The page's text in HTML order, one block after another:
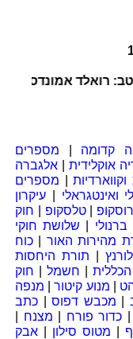
אמונדסן
קדומה
מספרים
אוקלידית
אלגברה
| מספרים
ואינטגראלי
עיקרון
|טלסקופ
חוק
ברנולי
שלושת חוקי
מהירות האור
כוח
| תורת היחסות
| חשמל| חוק
מנוע קיטור| מנפה
מכבש דפוס| כתב
כדור פורח מצנח
מטוס סילון
אבק